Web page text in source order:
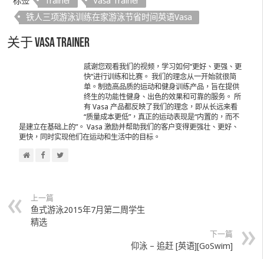
铁人三项游泳训练在家游泳节省时间英语Vasa
关于 Vasa Trainer
感谢您观看我们的视频，学习如何“更好、更强、更
快”进行训练和比赛。 我们的理念从一开始就很简
单。制造高品质的运动和健身训练产品，旨在提供
终生的功能性健身、出色的效果和可靠的服务。 所
有 Vasa 产品都反映了我们的理念，即从长远来看
“质量成本更低”，真正的运动表现是“内置的，而不
是建立在基础上的”。 Vasa 激励并帮助我们的客户变得更强壮、更好、
更快，同时实现他们在运动和生活中的目标。
上一篇
鱼式游泳2015年7月第二周学生
精选
下一篇
仰泳 – 追赶 [英语][GoSwim]